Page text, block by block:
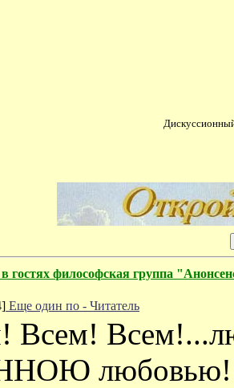
гостях философская группа
Еще один по - Читатель
Всем!
любовью!